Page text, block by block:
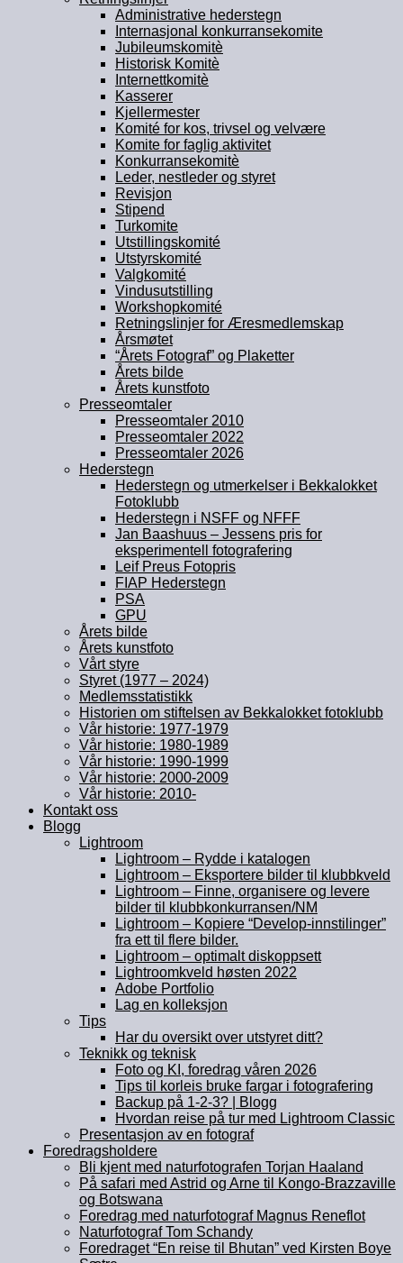
Administrative hederstegn
Internasjonal konkurransekomite
Jubileumskomitè
Historisk Komitè
Internettkomitè
Kasserer
Kjellermester
Komité for kos, trivsel og velvære
Komite for faglig aktivitet
Konkurransekomitè
Leder, nestleder og styret
Revisjon
Stipend
Turkomite
Utstillingskomité
Utstyrskomité
Valgkomité
Vindusutstilling
Workshopkomité
Retningslinjer for Æresmedlemskap
Årsmøtet
“Årets Fotograf” og Plaketter
Årets bilde
Årets kunstfoto
Presseomtaler
Presseomtaler 2010
Presseomtaler 2022
Presseomtaler 2026
Hederstegn
Hederstegn og utmerkelser i Bekkalokket
Fotoklubb
Hederstegn i NSFF og NFFF
Jan Baashuus – Jessens pris for
eksperimentell fotografering
Leif Preus Fotopris
FIAP Hederstegn
PSA
GPU
Årets bilde
Årets kunstfoto
Vårt styre
Styret (1977 – 2024)
Medlemsstatistikk
Historien om stiftelsen av Bekkalokket fotoklubb
Vår historie: 1977-1979
Vår historie: 1980-1989
Vår historie: 1990-1999
Vår historie: 2000-2009
Vår historie: 2010-
Kontakt oss
Blogg
Lightroom
Lightroom – Rydde i katalogen
Lightroom – Eksportere bilder til klubbkveld
Lightroom – Finne, organisere og levere
bilder til klubbkonkurransen/NM
Lightroom – Kopiere “Develop-innstilinger”
fra ett til flere bilder.
Lightroom – optimalt diskoppsett
Lightroomkveld høsten 2022
Adobe Portfolio
Lag en kolleksjon
Tips
Har du oversikt over utstyret ditt?
Teknikk og teknisk
Foto og KI, foredrag våren 2026
Tips til korleis bruke fargar i fotografering
Backup på 1-2-3? | Blogg
Hvordan reise på tur med Lightroom Classic
Presentasjon av en fotograf
Foredragsholdere
Bli kjent med naturfotografen Torjan Haaland
På safari med Astrid og Arne til Kongo-Brazzaville
og Botswana
Foredrag med naturfotograf Magnus Reneflot
Naturfotograf Tom Schandy
Foredraget “En reise til Bhutan” ved Kirsten Boye